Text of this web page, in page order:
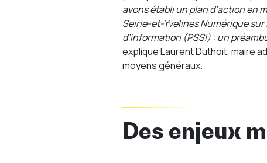
avons établi un plan d’action en
Seine-et-Yvelines Numérique
d’information (PSSI) : un
explique Laurent Duthoit, maire
moyens généraux.
Des enjeux